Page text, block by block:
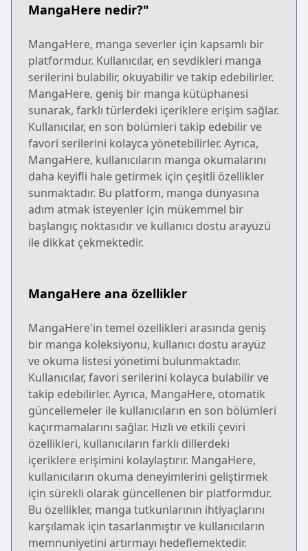
MangaHere nedir?"
MangaHere, manga severler için kapsamlı bir
platformdur. Kullanıcılar, en sevdikleri manga
serilerini bulabilir, okuyabilir ve takip edebilirler.
MangaHere, geniş bir manga kütüphanesi
sunarak, farklı türlerdeki içeriklere erişim sağlar.
Kullanıcılar, en son bölümleri takip edebilir ve
favori serilerini kolayca yönetebilirler. Ayrıca,
MangaHere, kullanıcıların manga okumalarını
daha keyifli hale getirmek için çeşitli özellikler
sunmaktadır. Bu platform, manga dünyasına
adım atmak isteyenler için mükemmel bir
başlangıç noktasıdır ve kullanıcı dostu arayüzü
ile dikkat çekmektedir.
MangaHere ana özellikler
MangaHere'in temel özellikleri arasında geniş
bir manga koleksiyonu, kullanıcı dostu arayüz
ve okuma listesi yönetimi bulunmaktadır.
Kullanıcılar, favori serilerini kolayca bulabilir ve
takip edebilirler. Ayrıca, MangaHere, otomatik
güncellemeler ile kullanıcıların en son bölümleri
kaçırmamalarını sağlar. Hızlı ve etkili çeviri
özellikleri, kullanıcıların farklı dillerdeki
içeriklere erişimini kolaylaştırır. MangaHere,
kullanıcıların okuma deneyimlerini geliştirmek
için sürekli olarak güncellenen bir platformdur.
Bu özellikler, manga tutkunlarının ihtiyaçlarını
karşılamak için tasarlanmıştır ve kullanıcıların
memnuniyetini artırmayı hedeflemektedir.